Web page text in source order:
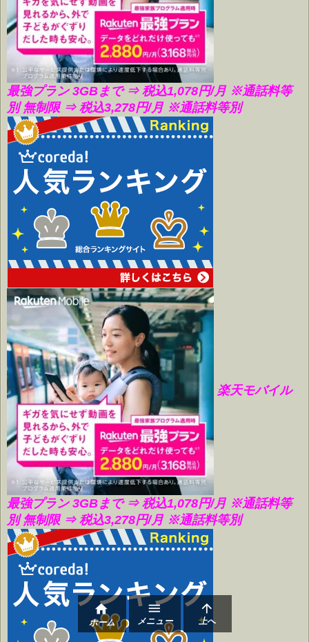
最強プラン 3GBまで ⇒ 税込1,078円/月 ※通話料等
別 無制限 ⇒ 税込3,278円/月 ※通話料等別
楽天モバイル
最強プラン 3GBまで ⇒ 税込1,078円/月 ※通話料等
別 無制限 ⇒ 税込3,278円/月 ※通話料等別

ホーム

メニュー

上へ